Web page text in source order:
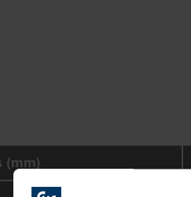
(mm)